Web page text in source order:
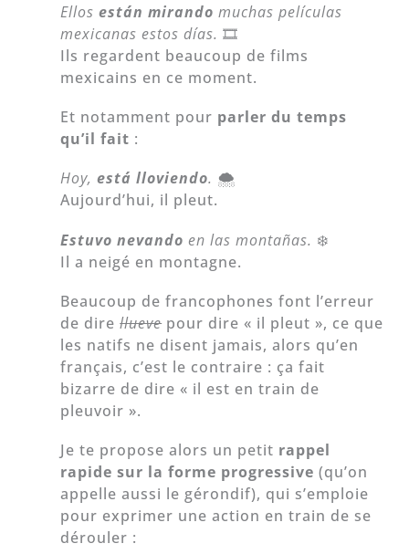
Ellosestán mirando muchas películas
mexicanas estos días.🎞️
Ils regardent beaucoup de films
mexicains en ce moment.
Et notamment pour parler du temps
qu’il fait :
Hoy,está lloviendo. 🌨️
Aujourd’hui, il pleut.
Estuvo nevando en las montañas. ❄️
Il a neigé en montagne.
Beaucoup de francophones font l’erreur
de direllueve pour dire « il pleut », ce que
les natifs ne disent jamais, alors qu’en
français, c’est le contraire : ça fait
bizarre de dire « il est en train de
pleuvoir ».
Je te propose alors un petit rappel
rapide sur la forme progressive (qu’on
appelle aussi le gérondif), qui s’emploie
pour exprimer une action en train de se
dérouler :